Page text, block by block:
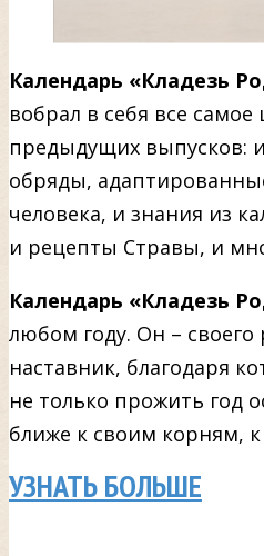
Календарь «Кладезь
вобрал в себя все
предыдущих выпусков:
обряды,
человека, и знания из
и рецепты Стравы, и
Календарь «Кладезь
любом году. Он –
наставник, благодаря
не только прожить год
ближе к своим корням, к
УЗНАТЬ БОЛЬШЕ